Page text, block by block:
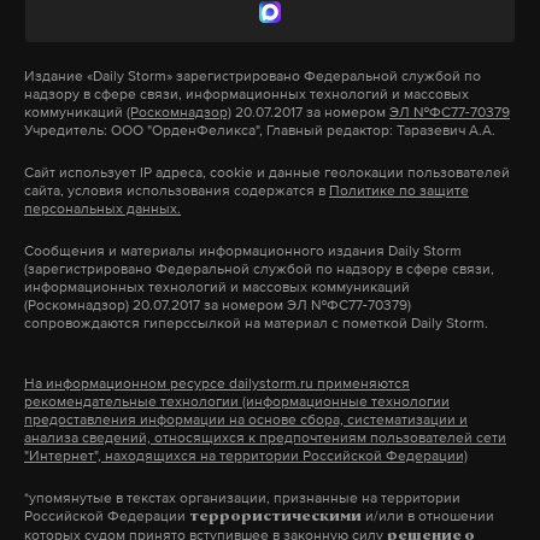
в этом реестре. Если военнообязанный не явится
установленный срок, к нему будут применены
временные ограничительные меры, чтобы
обеспечить его явку.
Право на освобождение от призыва
участвовали в боевых действиях в
добровольческих формированиях не менее
полугода, а также тем, кто проходил военную
Луганской народных республик с 11 мая 2014 года.
С октября по декабрь 2025 года в России пройдет
осенний призыв. Согласно указу президента
Владимира Путина, в армию будет направлено
Издание «Daily Storm» зарегистрировано Федеральной службой по
надзору в сфере связи, информационных технологий и массовых
коммуникаций (Роскомнадзор) 20.07.2017 за номером ЭЛ №ФС77-70379
Учредитель: ООО "ОрденФеликса", Главный редактор: Таразевич А.А.
Сайт использует IP адреса, cookie и данные геолокации пользователей
сайта, условия использования содержатся в Политике по защите
персональных данных.
Сообщения и материалы информационного издания Daily Storm
(зарегистрировано Федеральной службой по надзору в сфере связи,
информационных технологий и массовых коммуникаций
(Роскомнадзор) 20.07.2017 за номером ЭЛ №ФС77-70379)
сопровождаются гиперссылкой на материал с пометкой Daily Storm.
На информационном ресурсе dailystorm.ru применяются
рекомендательные технологии (информационные технологии
предоставления информации на основе сбора, систематизации и
анализа сведений, относящихся к предпочтениям пользователей сети
"Интернет", находящихся на территории Российской Федерации)
*упомянутые в текстах организации, признанные на территории
Российской Федерации террористическими и/или в отношении
которых судом принято вступившее в законную силу решение о